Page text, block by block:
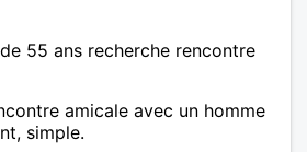
55 ans recherche rencontre
amicale avec un homme
simple.